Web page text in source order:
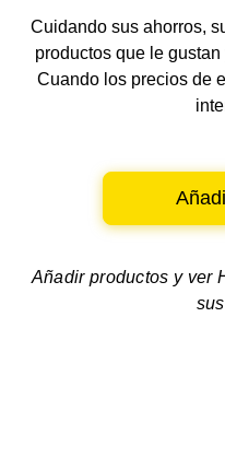
Cuidando sus ahorros,
productos que le
Cuando los precios de
Añadir productos y ver